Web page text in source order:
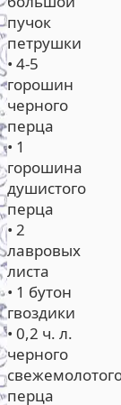
пучок
петрушки
• 4-5
горошин
черного
перца
• 1
горошина
душистого
перца
• 2
лавровых
листа
• 1 бутон
гвоздики
• 0,2 ч. л.
черного
перца